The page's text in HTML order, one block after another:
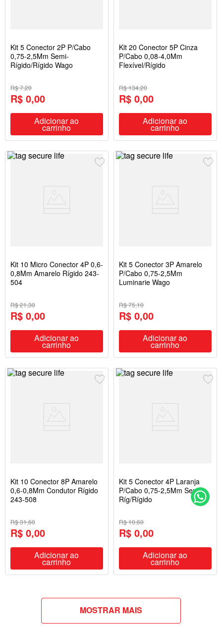
Kit 5 Conector 2P P/Cabo
0,75-2,5Mm Semi-
Rígido/Rígido Wago
R$ 7,20
R$ 0,00
Adicionar ao
carrinho
Kit 20 Conector 5P Cinza
P/Cabo 0,08-4,0Mm
Flexível/Rígido
R$ 134,20
R$ 0,00
Adicionar ao
carrinho
Kit 10 Micro Conector 4P 0,6-
0,8Mm Amarelo Rígido 243-
504
R$ 21,30
R$ 0,00
Adicionar ao
carrinho
Kit 5 Conector 3P Amarelo
P/Cabo 0,75-2,5Mm
Luminarie Wago
R$ 75,10
R$ 0,00
Adicionar ao
carrinho
Kit 10 Conector 8P Amarelo
0,6-0,8Mm Condutor Rígido
243-508
R$ 31,60
R$ 0,00
Adicionar ao
carrinho
Kit 5 Conector 4P Laranja
P/Cabo 0,75-2,5Mm Semi-
Ríg/Rígido
R$ 10,60
R$ 0,00
Adicionar ao
carrinho
MOSTRAR MAIS